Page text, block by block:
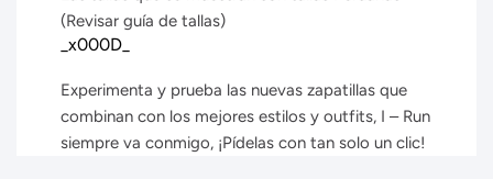
(Revisar guía de tallas)
_x000D_
Experimenta y prueba las nuevas zapatillas que
combinan con los mejores estilos y outfits, I – Run
siempre va conmigo, ¡Pídelas con tan solo un clic!